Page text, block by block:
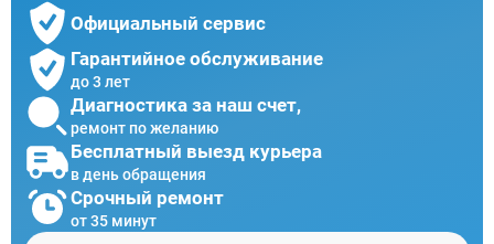
Официальный сервис
Гарантийное обслуживание
до 3 лет
Диагностика за наш счет,
ремонт по желанию
Бесплатный выезд курьера
в день обращения
Срочный ремонт
от 35 минут